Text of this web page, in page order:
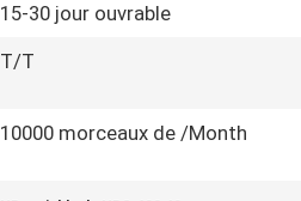
15-30 jour ouvrable
T/T
10000 morceaux de /Month